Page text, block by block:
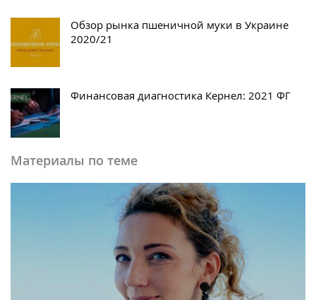
Обзор рынка пшеничной муки в Украине
2020/21
Финансовая диагностика Кернел: 2021 ФГ
Материалы по теме